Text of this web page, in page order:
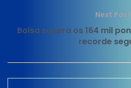
Next Post
Bolsa supera os 164 mil
recorde